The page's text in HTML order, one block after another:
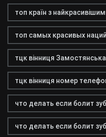
топ країн з
топ самых красивых наций
тцк вінниця Замостянська
тцк вінниця номер
что делать если болит
что делать если болит